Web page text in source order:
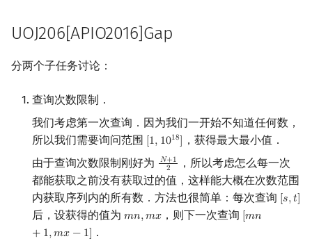
UOJ206[APIO2016]Gap
分两个子任务讨论：
查询次数限制．
我们考虑第一次查询．因为我们一开始不知道任何数，
所以我们需要询问范围 [1, 1018]
[1,1018] ，获得最大最小值．
由于查询次数限制刚好为 𝑁+1
2
N+12 ，所以考虑怎么每一次
都能获取之前没有获取过的值，这样能大概在次数范围
内获取序列内的所有数．方法也很简单：每次查询 [𝑠,𝑡]
[s,t]
后，设获得的值为 𝑚𝑛,𝑚𝑥
mn,mx ，则下一次查询 [𝑚𝑛
+ 1,𝑚𝑥 − 1]
[mn
．